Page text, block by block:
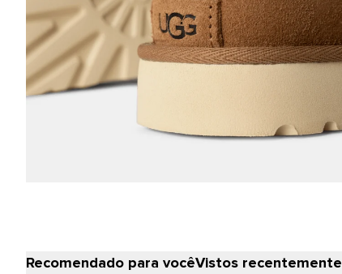
Recomendado para vocêVistos recentemente